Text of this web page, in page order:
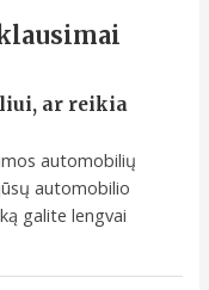
ar reikia
automobilių
automobilio
galite lengvai